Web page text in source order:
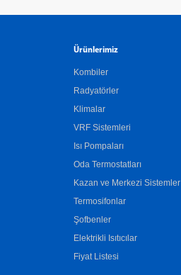
Ürünlerimiz
Kombiler
Radyatörler
Klimalar
VRF Sistemleri
Isı Pompaları
Oda Termostatları
Kazan ve Merkezi Sistemler
Termosifonlar
Şofbenler
Elektrikli Isıtıcılar
Fiyat Listesi